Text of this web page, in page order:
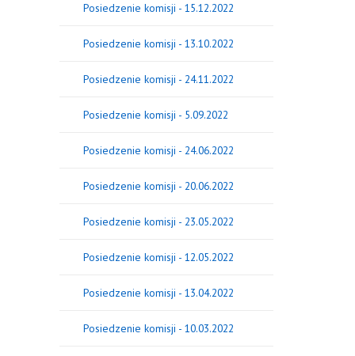
Posiedzenie komisji - 15.12.2022
Posiedzenie komisji - 13.10.2022
Posiedzenie komisji - 24.11.2022
Posiedzenie komisji - 5.09.2022
Posiedzenie komisji - 24.06.2022
Posiedzenie komisji - 20.06.2022
Posiedzenie komisji - 23.05.2022
Posiedzenie komisji - 12.05.2022
Posiedzenie komisji - 13.04.2022
Posiedzenie komisji - 10.03.2022